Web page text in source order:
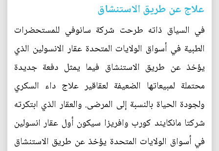
علاج عن طريق الاستنشاق
في السياق ذاته طرحت شركة سانوفي للمستحضرات
الطبية في أسواق الولايات المتحدة عقار الانسولين الذي
يؤخذ عن طريق الاستنشاق فيما يمثل دفعة جديدة
محتملة لمبيعاتها الضعيفة لعقاقير علاج داء السكري
ولجودة الحياة بالنسبة إلى المرضى. والعقار الذي ابتكرته
شركتا مانكايند كورب وافريزا سيكون أول عقار انسولين
في أسواق الولايات المتحدة يؤخذ عن طريق الاستنشاق